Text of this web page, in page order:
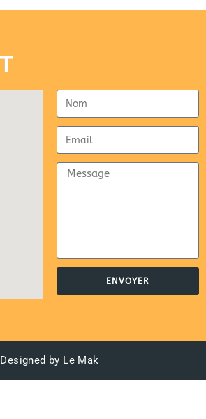
ENVOYER
Designed by Le Mak